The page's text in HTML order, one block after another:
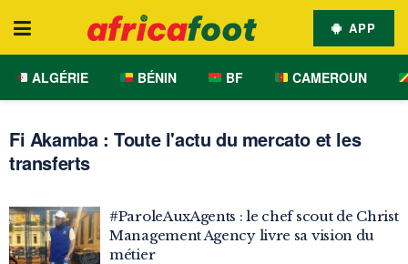
APP
ALGÉRIE BÉNIN BF CAMEROUN
Fi Akamba : Toute l'actu du mercato et les
transferts
#ParoleAuxAgents : le chef scout de Christ
Management Agency livre sa vision du
métier